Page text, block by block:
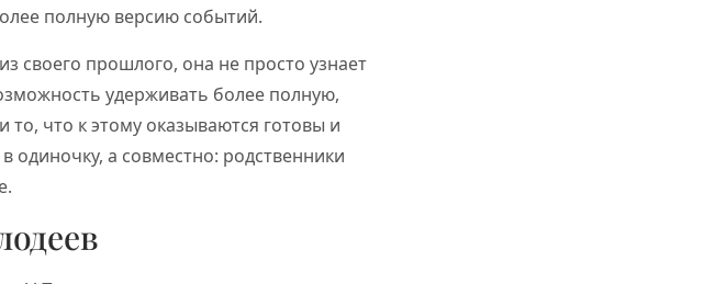
полную версию событий.
своего прошлого, она не просто узнает
удерживать более полную,
что к этому оказываются готовы и
одиночку, а совместно: родственники